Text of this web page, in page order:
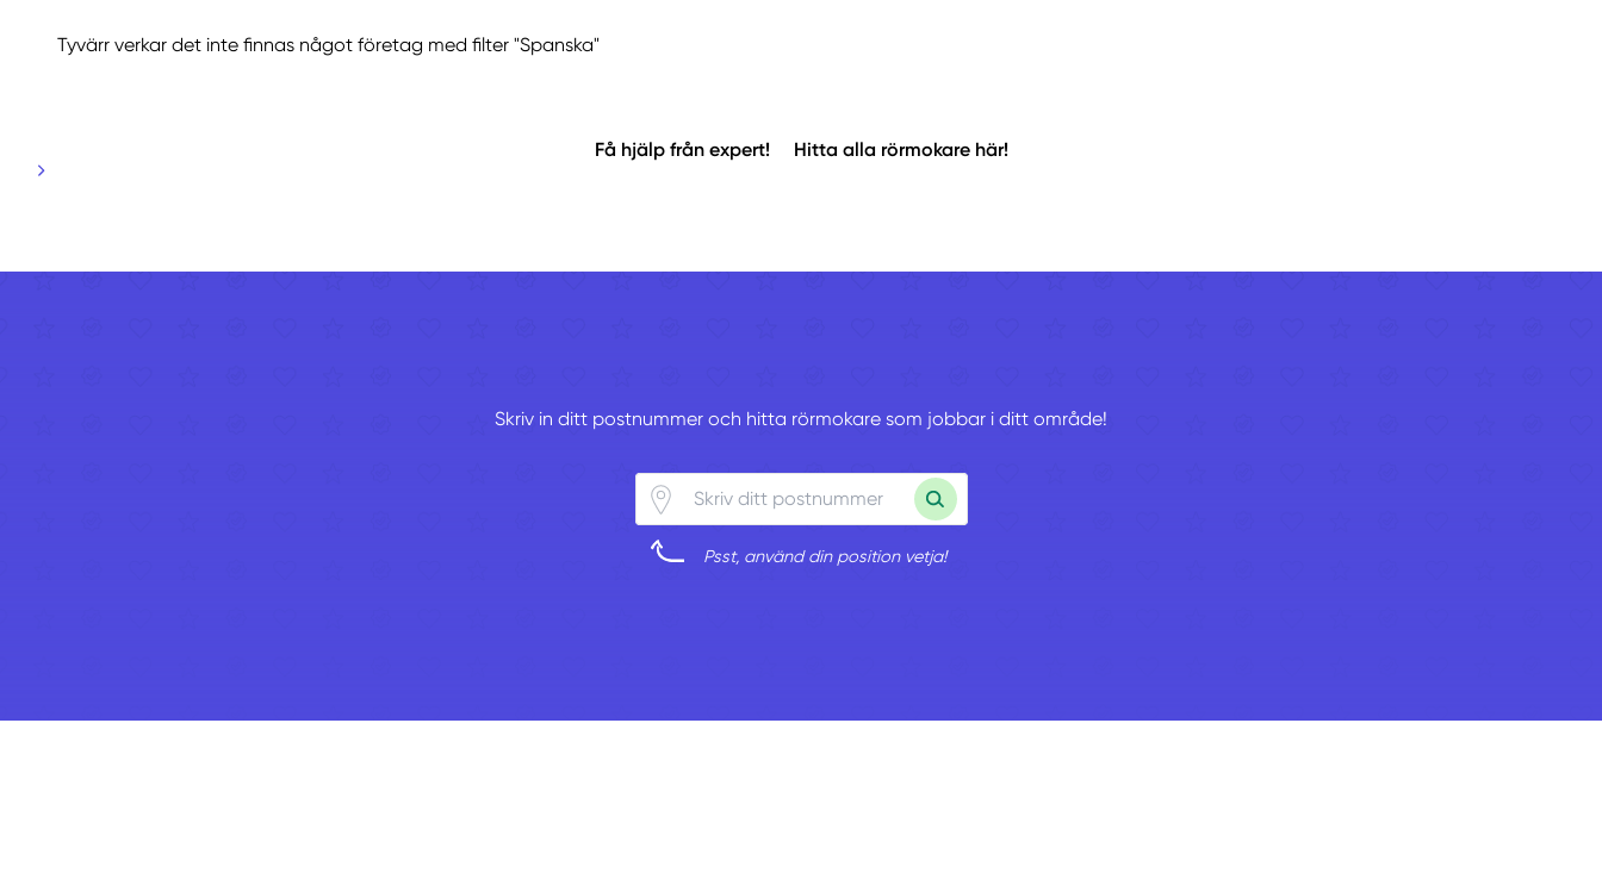
Tyvärr verkar det inte finnas något företag med filter "Spanska"
Få hjälp från expert! Hitta alla rörmokare här!
Skriv in ditt postnummer och hitta rörmokare som jobbar i ditt område!
Psst, använd din position vetja!